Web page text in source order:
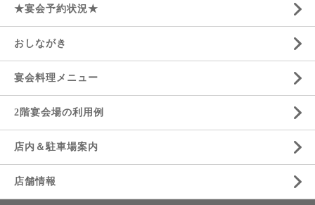
★宴会予約状況★
おしながき
宴会料理メニュー
2階宴会場の利用例
店内＆駐車場案内
店舗情報